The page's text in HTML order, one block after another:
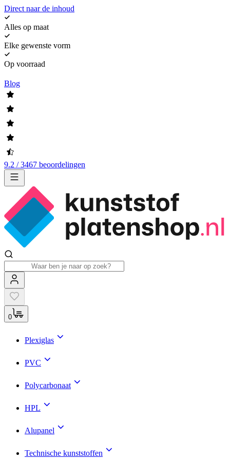
Direct naar de inhoud
Alles op maat
Elke gewenste vorm
Op voorraad
Blog
9.2 / 3467 beoordelingen
0
Plexiglas
PVC
Polycarbonaat
HPL
Alupanel
Technische kunststoffen